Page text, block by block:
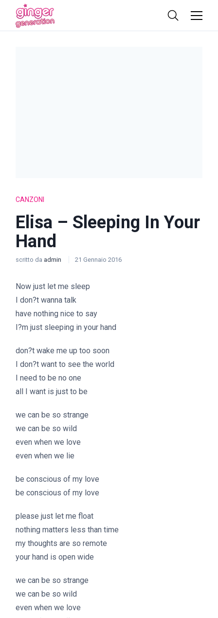
CANZONI
Elisa – Sleeping In Your
Hand
scritto da admin 21 Gennaio 2016
Now just let me sleep
I don?t wanna talk
have nothing nice to say
I?m just sleeping in your hand
don?t wake me up too soon
I don?t want to see the world
I need to be no one
all I want is just to be
we can be so strange
we can be so wild
even when we love
even when we lie
be conscious of my love
be conscious of my love
please just let me float
nothing matters less than time
my thoughts are so remote
your hand is open wide
we can be so strange
we can be so wild
even when we love